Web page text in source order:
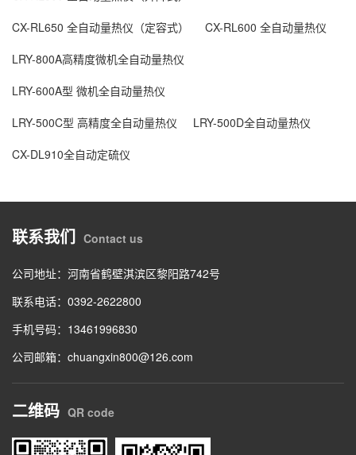
CX-RL650 全自动量热仪（定容式）
CX-RL600 全自动量热仪
LRY-800A高精度微机全自动量热仪
LRY-600A型 微机全自动量热仪
LRY-500C型 高精度全自动量热仪
LRY-500D全自动量热仪
CX-DL910全自动定硫仪
联系我们 Contact us
公司地址：河南省鹤壁淇滨区黎阳路742号
联系电话：0392-2622800
手机号码：13461996830
公司邮箱：chuangxin800@126.com
二维码 QR code